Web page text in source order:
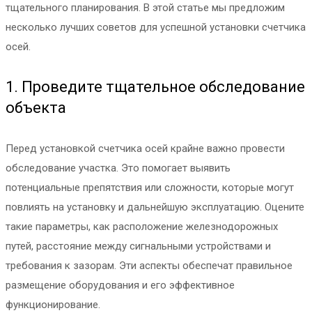
тщательного планирования. В этой статье мы предложим
несколько лучших советов для успешной установки счетчика
осей.
1. Проведите тщательное обследование
объекта
Перед установкой счетчика осей крайне важно провести
обследование участка. Это помогает выявить
потенциальные препятствия или сложности, которые могут
повлиять на установку и дальнейшую эксплуатацию. Оцените
такие параметры, как расположение железнодорожных
путей, расстояние между сигнальными устройствами и
требования к зазорам. Эти аспекты обеспечат правильное
размещение оборудования и его эффективное
функционирование.